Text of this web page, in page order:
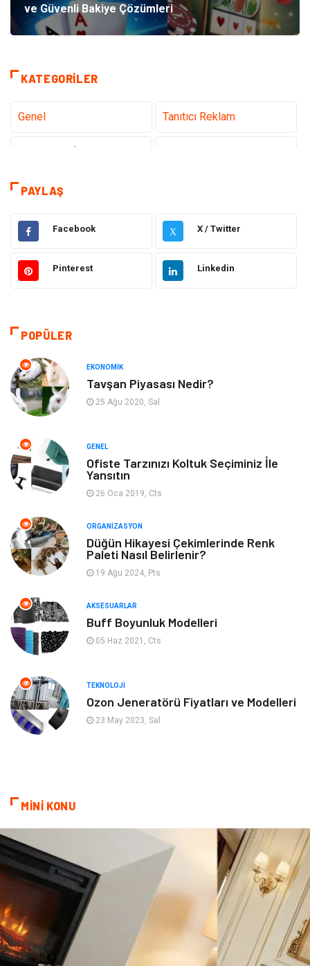
ve Güvenli Bakiye Çözümleri
KATEGORILER
Genel Tanıtıcı Reklam
teknoloji
Hukuk Giyim
Elektronik Makine
Sağlıklı Yaşam
Otomotiv
Tatil
Yeme & İçme Spor
Gençlik & Eğlence Keyif & Hobi
Aksesuarlar
Mobilya
Gayrimenkul
Ev İşleri
Astroloji
Cam sosyal
Kına Gecesi genel blog
Sigorta Veteriner
PAYLAŞ
Facebook X X / Twitter
Pinterest Linkedin
POPÜLER
EKONOMIK
Tavşan Piyasası Nedir?
25 Ağu 2020, Sal
GENEL
Ofiste Tarzınızı Koltuk Seçiminiz İle
Yansıtın
26 Oca 2019, Cts
ORGANIZASYON
Düğün Hikayesi Çekimlerinde Renk
Paleti Nasıl Belirlenir?
19 Ağu 2024, Pts
AKSESUARLAR
Buff Boyunluk Modelleri
05 Haz 2021, Cts
TEKNOLOJI
Ozon Jeneratörü Fiyatları ve Modelleri
23 May 2023, Sal
MİNİ KONU